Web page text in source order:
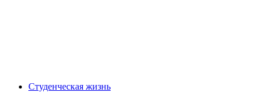
Студенческая жизнь